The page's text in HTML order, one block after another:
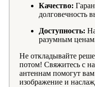
Качество:
долговечность
Доступность:
разумным
Не откладывайте
потом! Свяжитесь с
антеннам помогут вам
изображение и